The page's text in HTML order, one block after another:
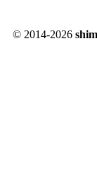
© 2014-2026